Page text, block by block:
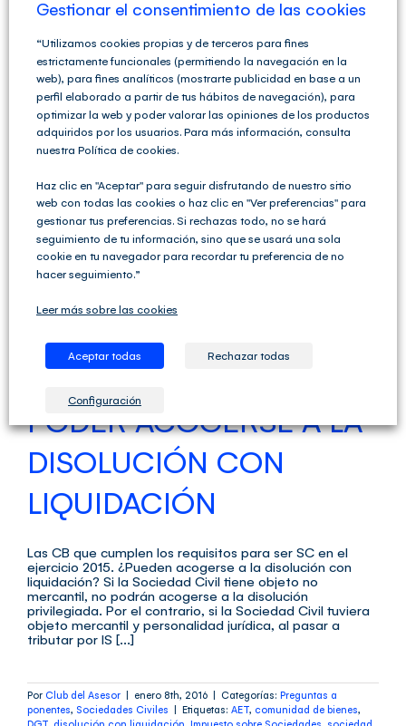
CIVIL CON CARÁCTER
MERCANTIL.
Todas las SC tienen personalidad jurídica, y si tienen
carácter mercantil van a tributar por el IS. Todas las
entidades con el triple requisito (ser sociedad civil, con
objeto mercantil y personalidad jurídica), pasan a
como de la AEAT), es que la personalidad [...]
PorClub del Asesor | enero 11th, 2016 | Categorías:Preguntas a
ponentes,Sociedades Civiles | Etiquetas:AEAT,DGT,Impuesto sobre
Sociedades,MINHAP,sociedad civil
REQUISITOS PARA
PODER ACOGERSE A LA
DISOLUCIÓN CON
LIQUIDACIÓN
Las CB que cumplen los requisitos para ser SC en el
ejercicio 2015. ¿Pueden acogerse a la disolución con
liquidación? Si la Sociedad Civil tiene objeto no
mercantil, no podrán acogerse a la disolución
privilegiada. Por el contrario, si la Sociedad Civil tuviera
objeto mercantil y personalidad jurídica, al pasar a
tributar por IS [...]
Por Club del Asesor | enero 8th, 2016 | Categorías: Preguntas a
ponentes, Sociedades Civiles | Etiquetas: AET, comunidad de bienes,
Gestionar el consentimiento de las cookies
“Utilizamos cookies propias y de terceros para fines
estrictamente funcionales (permitiendo la navegación en la
web), para fines analíticos (mostrarte publicidad en base a un
perfil elaborado a partir de tus hábitos de navegación), para
optimizar la web y poder valorar las opiniones de los productos
adquiridos por los usuarios. Para más información, consulta
nuestra Política de cookies.
Haz clic en "Aceptar" para seguir disfrutando de nuestro sitio
web con todas las cookies o haz clic en "Ver preferencias" para
gestionar tus preferencias. Si rechazas todo, no se hará
seguimiento de tu información, sino que se usará una sola
cookie en tu navegador para recordar tu preferencia de no
hacer seguimiento.”
Leer más sobre las cookies
Aceptar todas Rechazar todas
Configuración